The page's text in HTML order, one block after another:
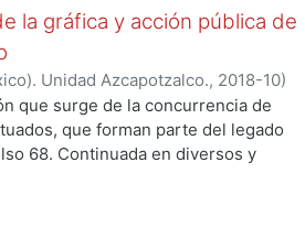
la gráfica y acción pública de
Unidad Azcapotzalco., 2018-10)
Verónica;Lizarazo Arias, Diego;Pérez
;Quiroz Trejo, Jose Othon;Aquino
Alejandro;Hijar Gonzalez, Cristina
que surge de la concurrencia de
que forman parte del legado
68. Continuada en diversos y